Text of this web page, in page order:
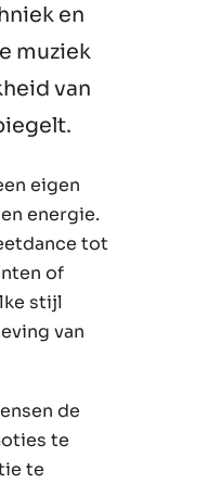
en
muziek
van
eigen
energie.
tot
of
stijl
van
de
te
te